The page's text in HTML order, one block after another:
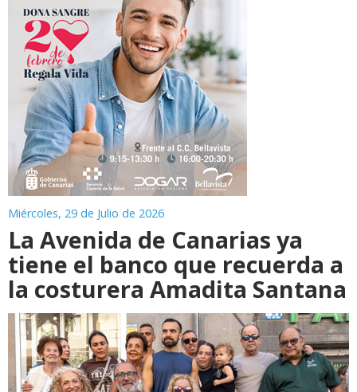
Miércoles, 29 de Julio de 2026
La Avenida de Canarias ya
tiene el banco que recuerda a
la costurera Amadita Santana